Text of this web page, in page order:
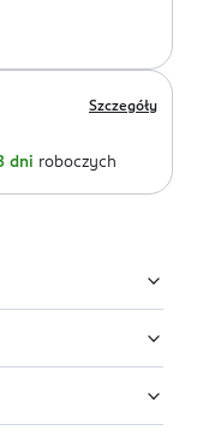
Szczegóły
dni roboczych
To najnowsza
intymne
jest tak